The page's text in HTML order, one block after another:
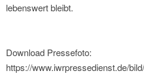
lebenswert bleibt.
Download Pressefoto:
https://www.iwrpressedienst.de/